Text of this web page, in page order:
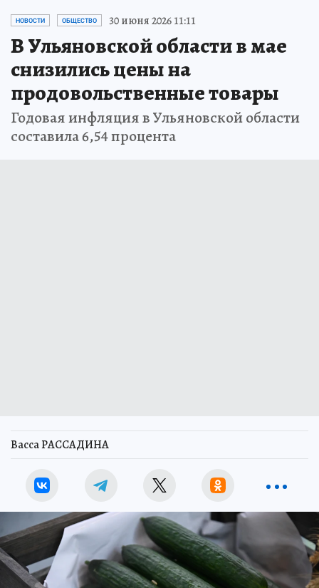
НОВОСТИ ОБЩЕСТВО 30 июня 2026 11:11
В Ульяновской области в мае
снизились цены на
продовольственные товары
Годовая инфляция в Ульяновской области
составила 6,54 процента
Васса РАССАДИНА